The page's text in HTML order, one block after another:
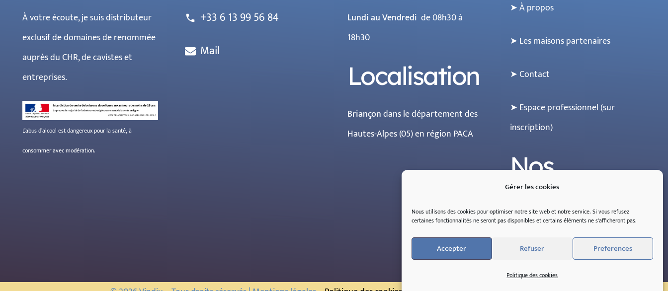
Gérer les cookies
Nous utilisons des cookies pour optimiser notre site web et notre service. Si vousrefusez
certainesfonctionnalitésneserontpasdisponiblesetcertainsélémentsnes'afficherontpas.
Accepter Refuser Preferences
Politique des cookies
À votre écoute, je suis distributeur
exclusif de domaines de renommée
auprès du CHR, de cavistes et
entreprises.
L’abus d’alcool est dangereux pour la santé, à
consommer avec modération.
phone +33 6 13 99 56 84
Mail
Lundi au Vendredi de 08h30 à
18h30
Localisation
Briançondans le département des
Hautes-Alpes (05) en région PACA
➤ À propos
➤ Les maisons partenaires
➤ Contact
➤ Espace professionnel (sur
inscription)
Nos
réseaux